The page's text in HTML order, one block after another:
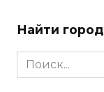
Найти город
Search
for: